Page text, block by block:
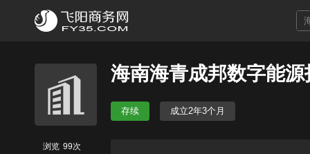
海南海青成邦数字能
存续 成立2年3个月
浏览 99次